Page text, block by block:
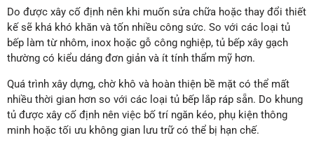
Do được xây cố định nên khi muốn sửa chữa hoặc thay đổi thiết
kế sẽ khá khó khăn và tốn nhiều công sức. So với các loại tủ
bếp làm từ nhôm, inox hoặc gỗ công nghiệp, tủ bếp xây gạch
thường có kiểu dáng đơn giản và ít tính thẩm mỹ hơn.
Quá trình xây dựng, chờ khô và hoàn thiện bề mặt có thể mất
nhiều thời gian hơn so với các loại tủ bếp lắp ráp sẵn. Do khung
tủ được xây cố định nên việc bố trí ngăn kéo, phụ kiện thông
minh hoặc tối ưu không gian lưu trữ có thể bị hạn chế.